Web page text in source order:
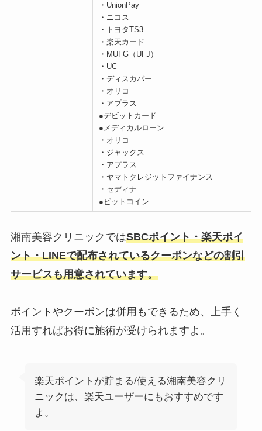
・UnionPay
・ニコス
・トヨタTS3
・楽天カード
・MUFG（UFJ）
・UC
・ディスカバー
・オリコ
・アプラス
●デビットカード
●メディカルローン
・オリコ
・ジャックス
・アプラス
・ヤマトクレジットファイナンス
・セディナ
●ビットコイン
湘南美容クリニックではSBCポイント・楽天ポイ
ント・LINEで配布されているクーポンなどの割引
サービスも用意されています。
ポイントやクーポンは併用もできるため、上手く
活用すればお得に施術が受けられますよ。
楽天ポイントが貯まる/使える湘南美容クリ
ニックは、楽天ユーザーにもおすすめです
よ。